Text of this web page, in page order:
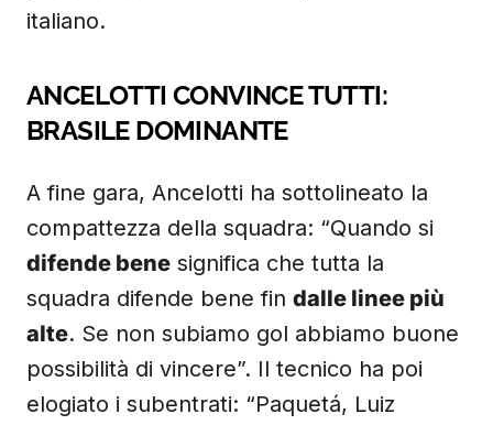
italiano.
ANCELOTTI CONVINCE TUTTI:
BRASILE DOMINANTE
A fine gara, Ancelotti ha sottolineato la
compattezza della squadra: “Quando si
difende bene significa che tutta la
squadra difende bene fin dalle linee più
alte. Se non subiamo gol abbiamo buone
possibilità di vincere”. Il tecnico ha poi
elogiato i subentrati: “Paquetá, Luiz